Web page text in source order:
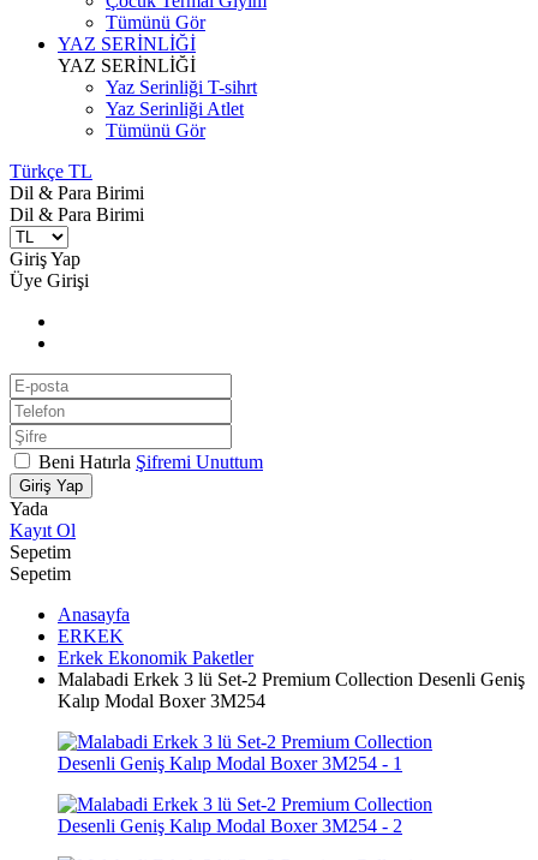
Tümünü Gör
YAZ SERİNLİĞİ
YAZ SERİNLİĞİ
Yaz Serinliği T-sihrt
Yaz Serinliği Atlet
Tümünü Gör
Türkçe TL
Dil & Para Birimi
Dil & Para Birimi
Giriş Yap
Üye Girişi
Beni Hatırla Şifremi Unuttum
Giriş Yap
Yada
Kayıt Ol
Sepetim
Sepetim
Anasayfa
ERKEK
Erkek Ekonomik Paketler
Malabadi Erkek 3 lü Set-2 Premium Collection Desenli Geniş
Kalıp Modal Boxer 3M254